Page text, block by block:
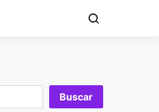
Buscar